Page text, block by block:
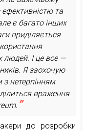
та
є багато інших
приділяється
людей. І це все —
Я заохочую
з нетерпінням
враження
до розробки